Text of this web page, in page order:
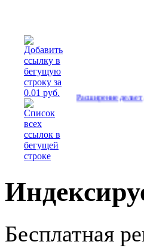
Расширение делает деньги
Бесплатная